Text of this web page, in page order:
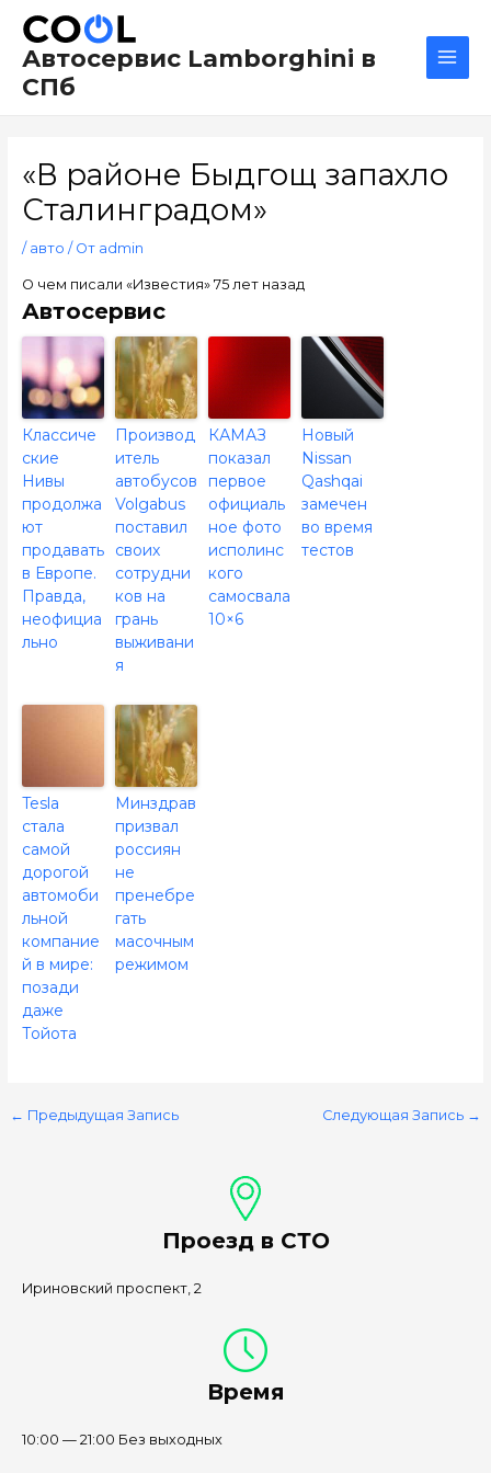
содержимому
Автосервис Lamborghini в
СПб
«В рай­оне Быдгощ запахло
Сталинградом»
/ авто / От admin
О чем писали «Известия» 75 лет назад
Автосервис
Классиче
ские
Нивы
продолжа
ют
продавать
в Европе.
Правда,
неофициа
льно
Производ
итель
автобусов
Volgabus
поставил
своих
сотрудни
ков на
грань
выживани
я
КАМАЗ
показал
первое
официаль
ное фото
исполинс
кого
самосвала
10×6
Новый
Nissan
Qashqai
замечен
во время
тестов
Tesla
стала
самой
дорогой
автомоби
льной
компание
й в мире:
позади
даже
Тойота
Минздрав
призвал
россиян
не
пренебре
гать
масочным
режимом
по
записям
← Предыдущая Запись Следующая Запись →
Проезд в СТО
Ириновский проспект, 2
Время
10:00 — 21:00 Без выходных